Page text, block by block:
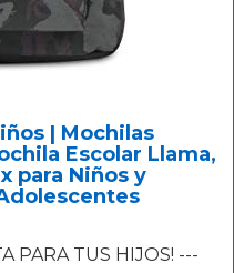
| Mochilas
Escolar Llama,
para Niños y
PARA TUS HIJOS! ---